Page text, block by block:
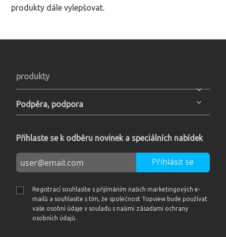
produkty dále vylepšovat.
produkty
Podpěra, podpora
Přihlaste se k odběru novinek a speciálních nabídek
Přihlásit se
Registrací souhlasíte s přijímáním našich marketingových e-
mailů a souhlasíte s tím, že společnost Topview bude používat
vaše osobní údaje v souladu s našimi zásadami ochrany
osobních údajů.